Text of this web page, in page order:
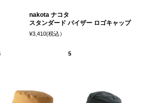
nakota ナコタ
スタンダード バイザー ロゴキャップ
¥3,410(税込）